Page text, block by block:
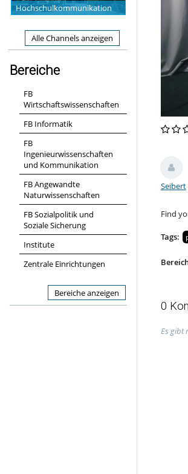
Hochschulkommunikation
Alle Channels anzeigen
Bereiche
FB
Wirtschaftswissenschaften
FB Informatik
FB
Ingenieurwissenschaften
und Kommunikation
FB Angewandte
Naturwissenschaften
FB Sozialpolitik und
Soziale Sicherung
Institute
Zentrale Einrichtungen
Bereiche anzeigen
views
Seibert
Find
Tags:
0
Es gibt